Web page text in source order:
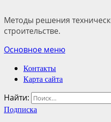
Методы решения
строительстве.
Основное меню
Контакты
Карта сайта
Найти:
Подписка